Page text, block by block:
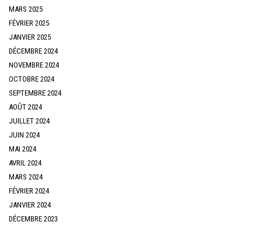
MARS 2025
FÉVRIER 2025
JANVIER 2025
DÉCEMBRE 2024
NOVEMBRE 2024
OCTOBRE 2024
SEPTEMBRE 2024
AOÛT 2024
JUILLET 2024
JUIN 2024
MAI 2024
AVRIL 2024
MARS 2024
FÉVRIER 2024
JANVIER 2024
DÉCEMBRE 2023